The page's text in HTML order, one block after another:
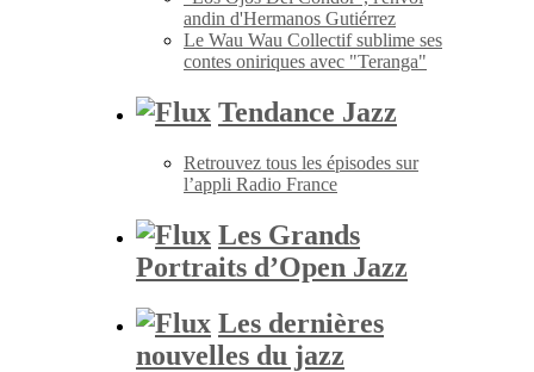
andin d'Hermanos Gutiérrez
Le Wau Wau Collectif sublime ses
contes oniriques avec "Teranga"
Tendance Jazz
Retrouvez tous les épisodes sur
l’appli Radio France
Les Grands
Portraits d’Open Jazz
Les dernières
nouvelles du jazz